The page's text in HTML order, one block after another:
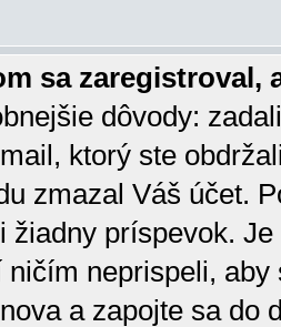
sa zaregistroval,
dôvody:
ktorý ste
zmazal Váš účet.
žiadny príspevok.
neprispeli,
a zapojte sa do